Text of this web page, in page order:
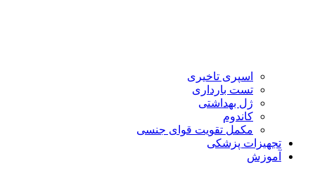
اسپری تاخیری
تست بارداری
ژل بهداشتی
کاندوم
مکمل تقویت قوای جنسی
تجهیزات پزشکی
آموزش